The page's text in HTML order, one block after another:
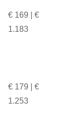
€ 169 | €
1.183
€ 179 | €
1.253